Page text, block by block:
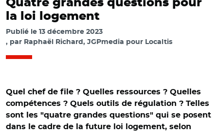
Quatre grandes questions pour
la loi logement
Publié le 13 décembre 2023
par Raphaël Richard, JGPmedia pour Localtis
Quel chef de file ? Quelles ressources ? Quelles
compétences ? Quels outils de régulation ? Telles
sont les "quatre grandes questions" qui se posent
dans le cadre de la future loi logement, selon